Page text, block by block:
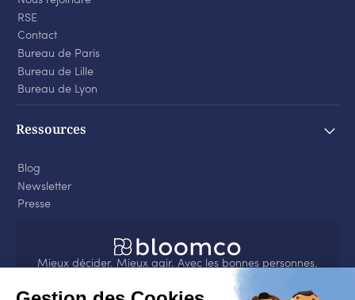
RSE
Contact
Bureau de Paris
Bureau de Lille
Bureau de Lyon
Ressources
Blog
Newsletter
Presse
Mieux décider. Mieux agir. Avec les bonnes personnes.
sur